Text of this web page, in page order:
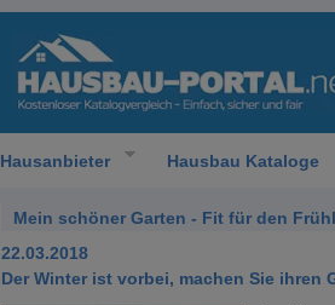
Hausanbieter Hausbau Kataloge
Mein schöner Garten - Fit für den
22.03.2018
Der Winter ist vorbei, machen Sie ihren